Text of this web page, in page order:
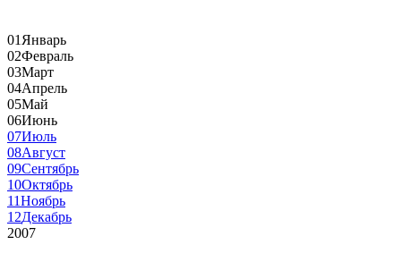
01 Январь
02Февраль
03Март
04Апрель
05Май
06Июнь
07Июль
08Август
09Сентябрь
10Октябрь
11Ноябрь
12Декабрь
2007